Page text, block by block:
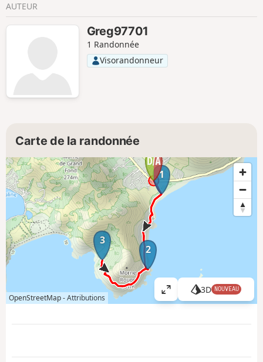
AUTEUR
Greg97701
1 Randonnée
Visorandonneur
Carte de la randonnée
1
2
3
OpenStreetMap -Attributions
A
ff
e
3D NOUVEAU